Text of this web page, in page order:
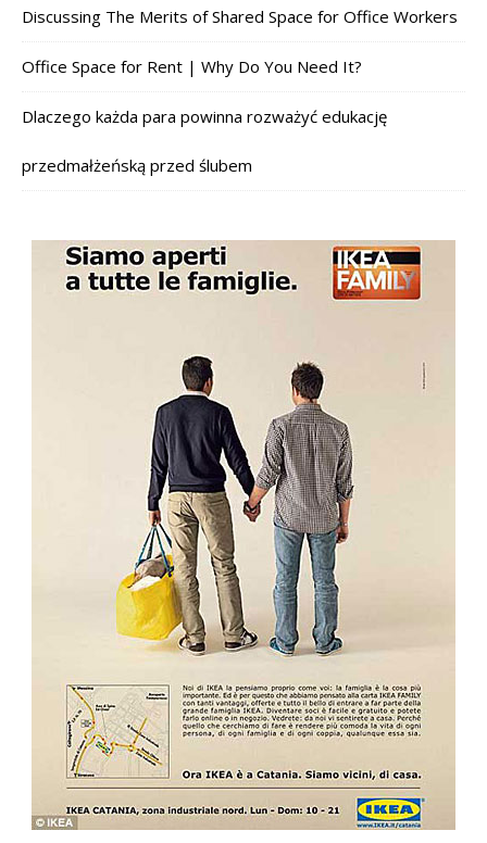
Discussing The Merits of Shared Space for Office Workers
Office Space for Rent | Why Do You Need It?
Dlaczego każda para powinna rozważyć edukację
przedmałżeńską przed ślubem